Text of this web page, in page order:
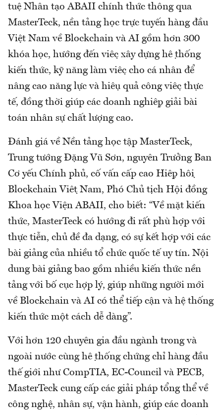
tuệ Nhân tạo ABAII chính thức thông qua
MasterTeck, nền tảng học trực tuyến hàng đầu
Việt Nam về Blockchain và AI gồm hơn 300
khóa học, hướng đến việc xây dựng hệ thống
kiến thức, kỹ năng làm việc cho cá nhân để
nâng cao năng lực và hiệu quả công việc thực
tế, đồng thời giúp các doanh nghiệp giải bài
toán nhân sự chất lượng cao.
Đánh giá về Nền tảng học tập MasterTeck,
Trung tướng Đặng Vũ Sơn, nguyên Trưởng Ban
Cơ yếu Chính phủ, cố vấn cấp cao Hiệp hội
Blockchain Việt Nam, Phó Chủ tịch Hội đồng
Khoa học Viện ABAII, cho biết: “Về mặt kiến
thức, MasterTeck có hướng đi rất phù hợp với
thực tiễn, chủ đề đa dạng, có sự kết hợp với các
bài giảng của nhiều tổ chức quốc tế uy tín. Nội
dung bài giảng bao gồm nhiều kiến thức nền
tảng với bố cục hợp lý, giúp những người mới
về Blockchain và AI có thể tiếp cận và hệ thống
kiến thức một cách dễ dàng”.
Với hơn 120 chuyên gia đầu ngành trong và
ngoài nước cùng hệ thống chứng chỉ hàng đầu
thế giới như CompTIA, EC-Council và PECB,
MasterTeck cung cấp các giải pháp tổng thể về
công nghệ, nhân sự, vận hành, giúp các doanh